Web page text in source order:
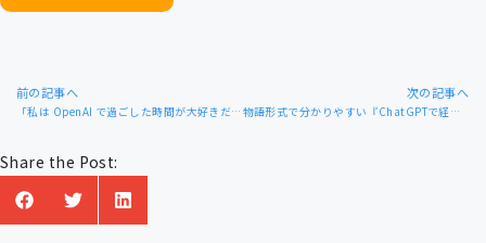
前の記事へ
「私は OpenAI で過ごした時間が大好きだった」─ Sam Altman氏の取締役会から解任要求は、コミュニケーション上の問題か。AI企業のガバナンスとリーダーシップの複雑さ、ギャップド・プロフィット型組織の複雑さが浮き彫りに。
次の記事へ
物語形式で分かりやすい『ChatGPTで経営支援 強い組織の築き方』 2023年11月17日発売
Share the Post: